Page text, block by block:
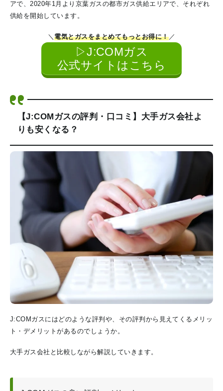
アで、2020年1月より京葉ガスの都市ガス供給エリアで、それぞれ
供給を開始しています。
＼電気とガスをまとめてもっとお得に！／
▷J:COMガス
公式サイトはこちら
【J:COMガスの評判・口コミ】大手ガス会社よ
りも安くなる？
J:COMガスにはどのような評判や、その評判から見えてくるメリッ
ト・デメリットがあるのでしょうか。
大手ガス会社と比較しながら解説していきます。